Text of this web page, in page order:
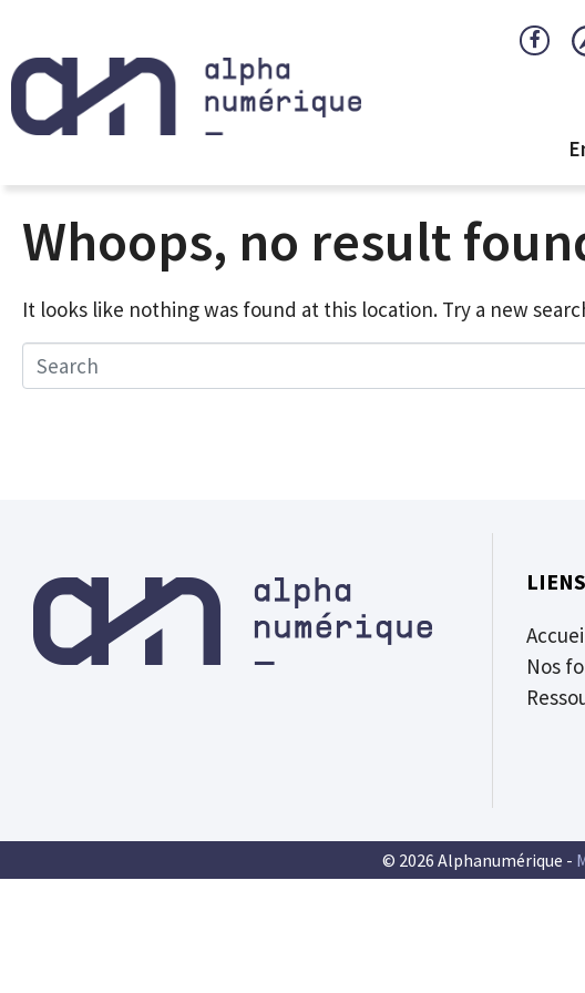
Whoops, no result
It looks like nothing was found at this location. Try a new
LIENS
Nos
© 2026 Alphanumérique -